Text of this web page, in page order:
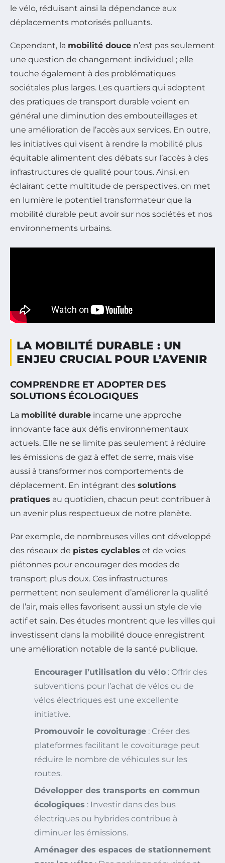
le vélo, réduisant ainsi la dépendance aux
déplacements motorisés polluants.
Cependant, la mobilité douce n’est pas seulement
une question de changement individuel ; elle
touche également à des problématiques
sociétales plus larges. Les quartiers qui adoptent
des pratiques de transport durable voient en
général une diminution des embouteillages et
une amélioration de l’accès aux services. En outre,
les initiatives qui visent à rendre la mobilité plus
équitable alimentent des débats sur l’accès à des
infrastructures de qualité pour tous. Ainsi, en
éclairant cette multitude de perspectives, on met
en lumière le potentiel transformateur que la
mobilité durable peut avoir sur nos sociétés et nos
environnements urbains.
LA MOBILITÉ DURABLE : UN
ENJEU CRUCIAL POUR L’AVENIR
COMPRENDRE ET ADOPTER DES
SOLUTIONS ÉCOLOGIQUES
La mobilité durable incarne une approche
innovante face aux défis environnementaux
actuels. Elle ne se limite pas seulement à réduire
les émissions de gaz à effet de serre, mais vise
aussi à transformer nos comportements de
déplacement. En intégrant des solutions
pratiques au quotidien, chacun peut contribuer à
un avenir plus respectueux de notre planète.
Par exemple, de nombreuses villes ont développé
des réseaux de pistes cyclables et de voies
piétonnes pour encourager des modes de
transport plus doux. Ces infrastructures
permettent non seulement d’améliorer la qualité
de l’air, mais elles favorisent aussi un style de vie
actif et sain. Des études montrent que les villes qui
investissent dans la mobilité douce enregistrent
une amélioration notable de la santé publique.
Encourager l’utilisation du vélo : Offrir des
subventions pour l’achat de vélos ou de
vélos électriques est une excellente
initiative.
Promouvoir le covoiturage : Créer des
plateformes facilitant le covoiturage peut
réduire le nombre de véhicules sur les
routes.
Développer des transports en commun
écologiques : Investir dans des bus
électriques ou hybrides contribue à
diminuer les émissions.
Aménager des espaces de stationnement